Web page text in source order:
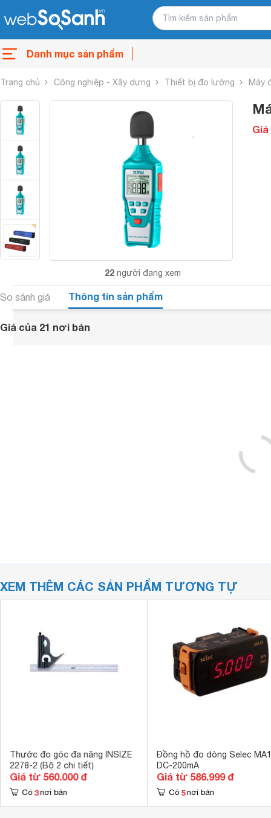
Danh mục sản phẩm
Trang chủ Công nghiệp - Xây dựng Thiết bị đo lường Máy
22 người đang xem
So sánh giá Thông tin sản phẩm
Giá của 21 nơi bán
XEM THÊM CÁC SẢN PHẨM TƯƠNG TỰ
Thước đo góc đa năng INSIZE
2278-2 (Bộ 2 chi tiết)
Giá từ 560.000 đ
Có 3 nơi bán
Đồng hồ đo dòng Selec
DC-200mA
Giá từ 586.999 đ
Có 5 nơi bán